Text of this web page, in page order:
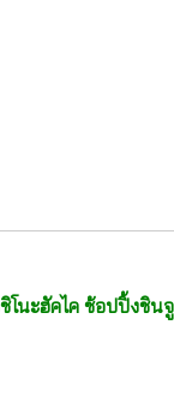
โนะฮัคไค ช้อปปิ้งชิน